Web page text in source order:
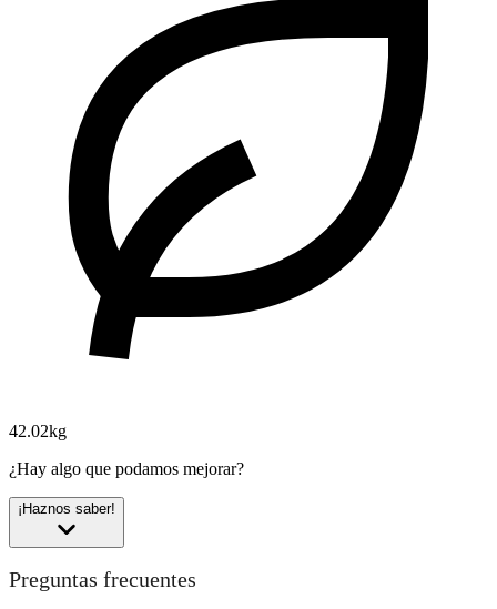
42.02kg
¿Hay algo que podamos mejorar?
¡Haznos saber!
Preguntas frecuentes